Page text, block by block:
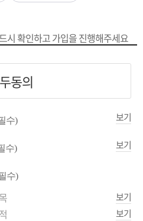
집 밖에 주소로 택배 받기
배송 및 휴무 안내
시 확인하고 가입을 진행해주세요
동의
수) 보기
수) 보기
수)
보기
보기